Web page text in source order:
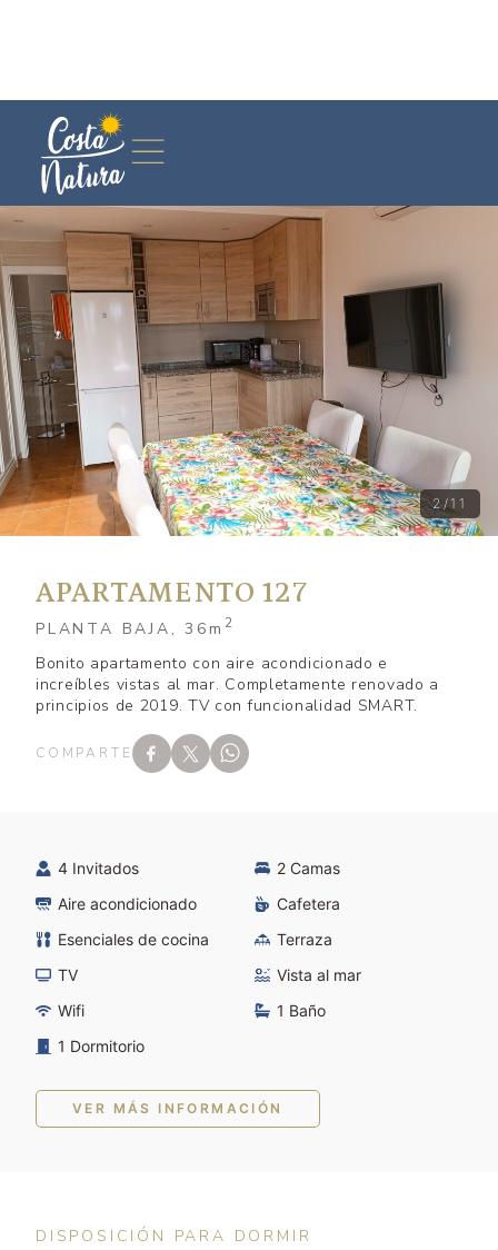
2/11
APARTAMENTO 127
PLANTA BAJA, 36m 2
Bonito apartamento con aire acondicionado e
increíbles vistas al mar. Completamente renovado a
principios de 2019. TV con funcionalidad SMART.
COMPARTE
4 Invitados
2 Camas
Aire acondicionado
Cafetera
Esenciales de cocina
Terraza
TV
Vista al mar
Wifi
1 Baño
1 Dormitorio
VER MÁS INFORMACIÓN
DISPOSICIÓN PARA DORMIR